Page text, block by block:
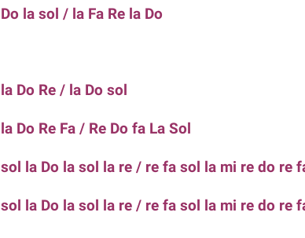
Do la sol / la Fa Re la Do
la Do Re / la Do sol
la Do Re Fa / Re Do fa La Sol
sol la Do la sol la re / re fa sol la mi re do re
sol la Do la sol la re / re fa sol la mi re do re